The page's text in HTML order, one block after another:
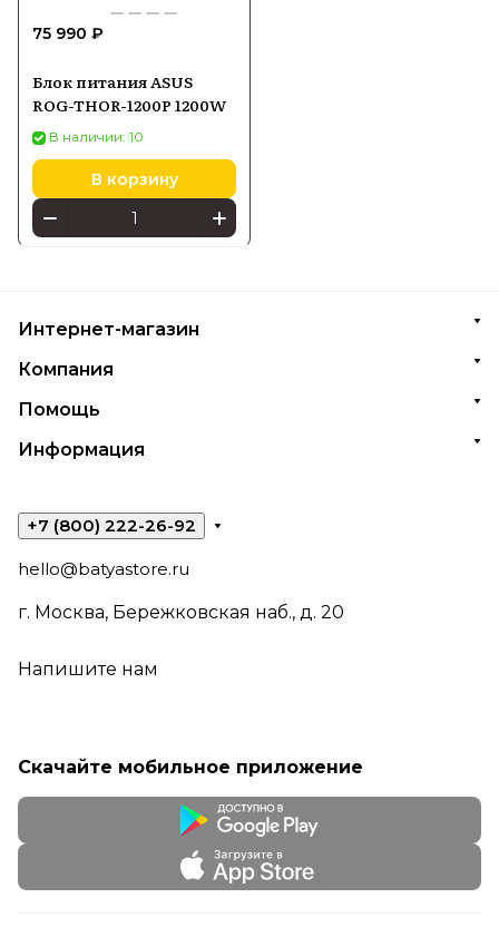
75 990 ₽
Блок питания ASUS
ROG-THOR-1200P 1200W
В наличии: 10
В корзину
Интернет-магазин
Компания
Помощь
Информация
+7 (800) 222-26-92
hello@batyastore.ru
г. Москва, Бережковская наб., д. 20
Напишите нам
Скачайте мобильное приложение